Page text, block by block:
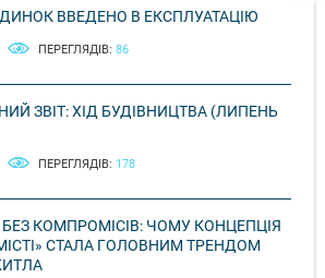
ВВЕДЕНО В ЕКСПЛУАТАЦІЮ
ПЕРЕГЛЯДІВ: 86
ЗВІТ: ХІД БУДІВНИЦТВА (ЛИПЕНЬ
ПЕРЕГЛЯДІВ: 178
КОМПРОМІСІВ: ЧОМУ КОНЦЕПЦІЯ
СТАЛА ГОЛОВНИМ ТРЕНДОМ